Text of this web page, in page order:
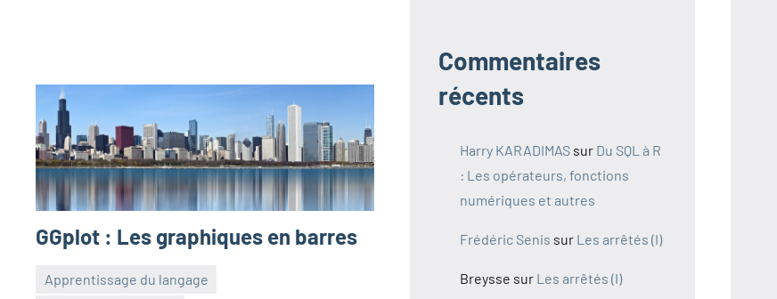
GGplot : Les graphiques en barres
Apprentissage du langage
Commentaires
récents
Harry KARADIMAS sur Du SQL à R
: Les opérateurs, fonctions
numériques et autres
Frédéric Senis sur Les arrêtés (I)
Breysse sur Les arrêtés (I)